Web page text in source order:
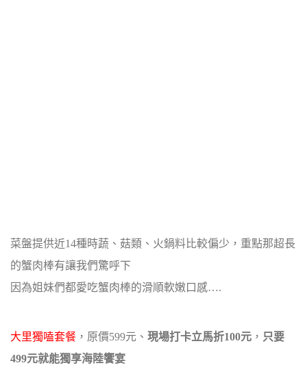
菜盤提供近14種時蔬、菇類、火鍋料比較偏少，重點那超長
的蟹肉棒有讓我們驚呼下
因為姐妹們都愛吃蟹肉棒的滑順軟嫩口感….
大里獨嗑套餐 ，原價599元、 現場打卡立馬折100元 ， 只要
499元就能獨享海陸饗宴